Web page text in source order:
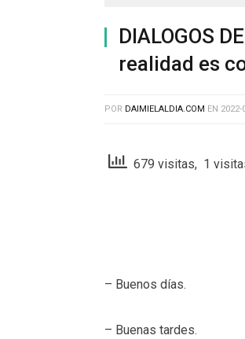
DIALOGOS
realidad es
POR DAIMIELALDIA.COM EN 2022-
679 visitas, 1
– Buenos días.
– Buenas tardes.